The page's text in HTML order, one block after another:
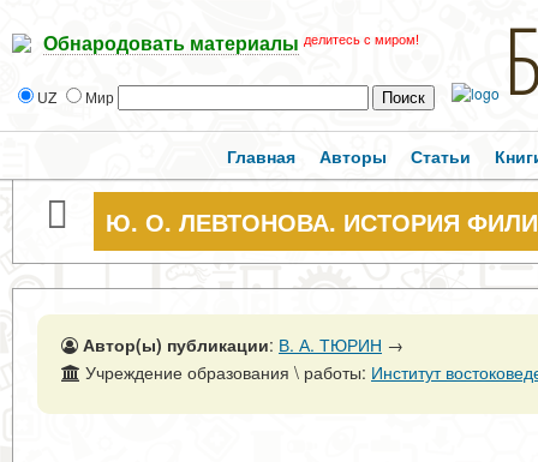
Обнародовать материалы делитесь с миром!
UZ Мир
Главная Авторы Статьи
Ю. О. ЛЕВТОНОВА. ИСТОРИЯ
Автор(ы) публикации: В. А. ТЮРИН →
Учреждение образования \ работы: Институт